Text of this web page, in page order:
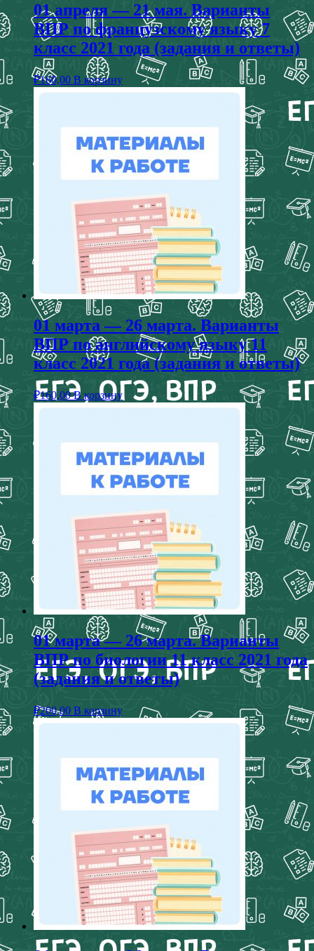
01 апреля — 21 мая. Варианты
ВПР по французскому языку 7
класс 2021 года (задания и ответы)
₽160,00 В корзину
01 марта — 26 марта. Варианты
ВПР по английскому языку 11
класс 2021 года (задания и ответы)
₽160,00 В корзину
01 марта — 26 марта. Варианты
ВПР по биологии 11 класс 2021 года
(задания и ответы)
₽200,00 В корзину